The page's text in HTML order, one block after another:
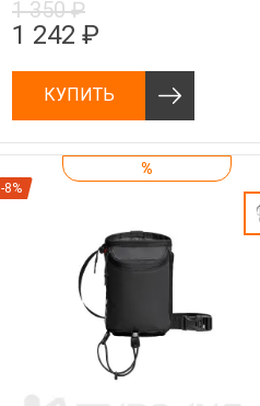
1 350 ₽
1 242 ₽
КУПИТЬ
%
-8%